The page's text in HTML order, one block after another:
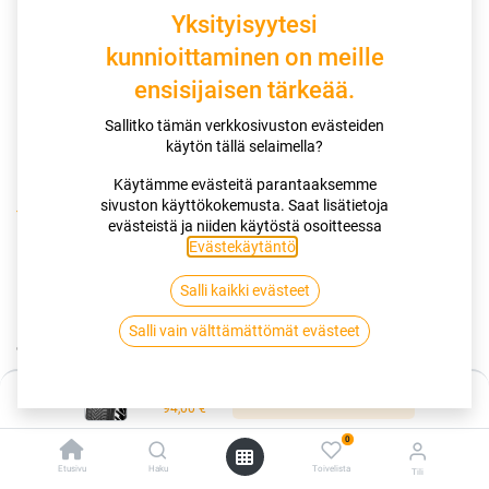
94,00€
Etusivu Haku
0
Toivelista Tili
Kauppa
185/60R15 88H HANKOOK KINERGY 4S2 H750 XL
185/60R15 88H HANKOOK KINERGY
4S2 H750 XL
94,00€/ kpl
Saatavilla
Yksityisyytesi
kunnioittaminen on meille
ensisijaisen tärkeää.
Sallitko tämän verkkosivuston evästeiden
käytön tällä selaimella?
Käytämme evästeitä parantaaksemme
sivuston käyttökokemusta. Saat lisätietoja
evästeistä ja niiden käytöstä osoitteessa
Evästekäytäntö
Salli kaikki evästeet
Salli vain välttämättömät evästeet